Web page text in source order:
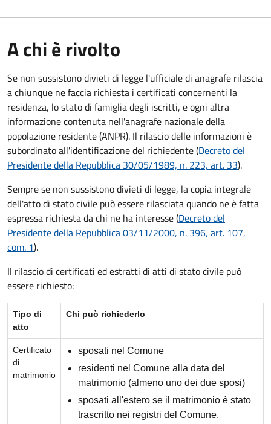
A chi è rivolto
Se non sussistono divieti di legge l'ufficiale di anagrafe rilascia
a chiunque ne faccia richiesta i certificati concernenti la
residenza, lo stato di famiglia degli iscritti, e ogni altra
informazione contenuta nell'anagrafe nazionale della
popolazione residente (ANPR). Il rilascio delle informazioni è
subordinato all'identificazione del richiedente (Decreto del
Presidente della Repubblica 30/05/1989, n. 223, art. 33).
Sempre se non sussistono divieti di legge, la copia integrale
dell'atto di stato civile può essere rilasciata quando ne è fatta
espressa richiesta da chi ne ha interesse (Decreto del
Presidente della Repubblica 03/11/2000, n. 396, art. 107,
com. 1).
Il rilascio di certificati ed estratti di atti di stato civile può
essere richiesto:
Tipo di
atto
Chi può richiederlo
Certificato
di
matrimonio
sposati nel Comune
residenti nel Comune alla data del
matrimonio (almeno uno dei due sposi)
sposati all'estero se il matrimonio è stato
trascritto nei registri del Comune.